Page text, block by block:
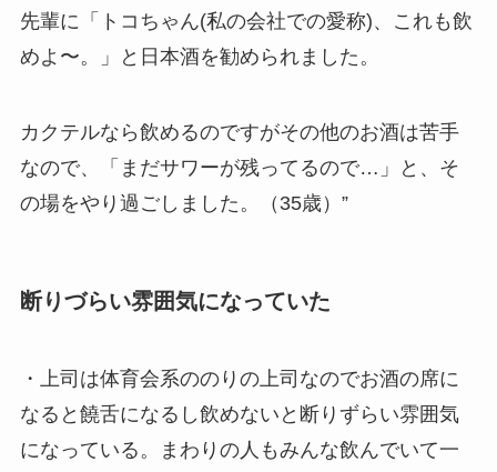
先輩に「トコちゃん(私の会社での愛称)、これも飲
めよ〜。」と日本酒を勧められました。
カクテルなら飲めるのですがその他のお酒は苦手
なので、「まだサワーが残ってるので…」と、そ
の場をやり過ごしました。（35歳）”
断りづらい雰囲気になっていた
・上司は体育会系ののりの上司なのでお酒の席に
なると饒舌になるし飲めないと断りずらい雰囲気
になっている。まわりの人もみんな飲んでいて一